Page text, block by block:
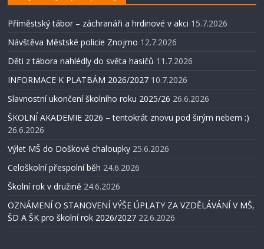
Příměstský tábor – záchranáři a hrdinové v akci 15.7.2026
Návštěva Městské policie Znojmo 12.7.2026
Děti z tábora nahlédly do světa hasičů 11.7.2026
INFORMACE K PLATBÁM 2026/2027 10.7.2026
Slavnostní ukončení školního roku 2025/26 26.6.2026
ŠKOLNÍ AKADEMIE 2026 – tentokrát znovu pod širým nebem :)
26.6.2026
Výlet MŠ do Doškové chaloupky 25.6.2026
Celoškolní přespolní běh 24.6.2026
Školní rok v družině 24.6.2026
OZNÁMENÍ O STANOVENÍ VÝŠE ÚPLATY ZA VZDĚLÁVÁNÍ V MŠ,
ŠD A ŠK pro školní rok 2026/2027 22.6.2026